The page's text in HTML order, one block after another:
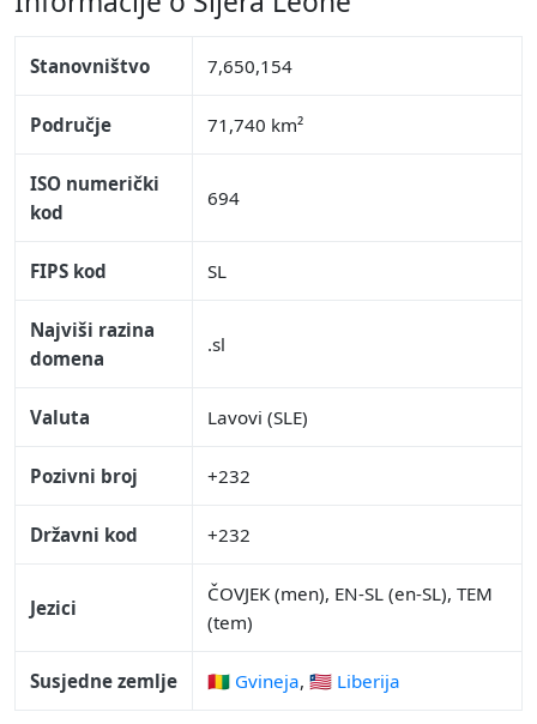
Stanovništvo 7,650,154
Područje 71,740 km²
ISO numerički
kod
694
FIPS kod SL
Najviši razina
domena
.sl
Valuta Lavovi (SLE)
Pozivni broj +232
Državni kod +232
Jezici
ČOVJEK (men), EN-SL (en-SL), TEM
(tem)
Susjedne zemlje 🇬🇳 Gvineja, 🇱🇷 Liberija